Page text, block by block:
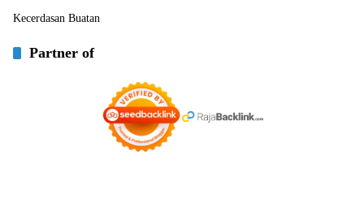
Kecerdasan Buatan
Partner of